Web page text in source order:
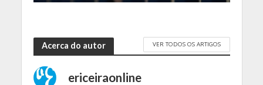
Acerca do autor VER TODOS OS ARTIGOS
ericeiraonline